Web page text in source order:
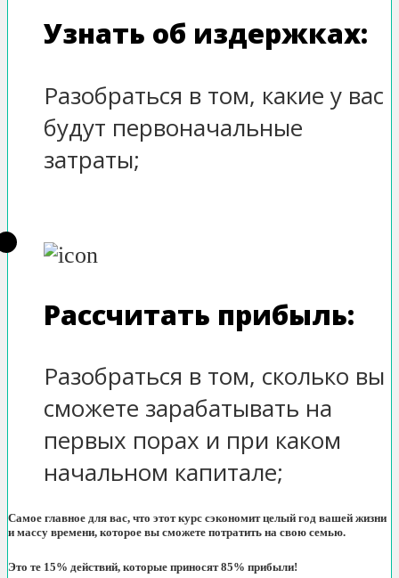
Узнать об издержках:
Разобраться в том, какие у вас
будут первоначальные
затраты;
Рассчитать прибыль:
Разобраться в том, сколько вы
сможете зарабатывать на
первых порах и при каком
начальном капитале;
Самое главное для вас, что этот курс сэкономит целый год вашей жизни
и массу времени, которое вы сможете потратить на свою семью.
Это те 15% действий, которые приносят 85% прибыли!